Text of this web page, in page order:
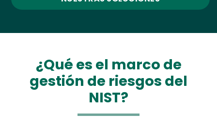
¿Qué es el marco de
gestión de riesgos del
NIST?